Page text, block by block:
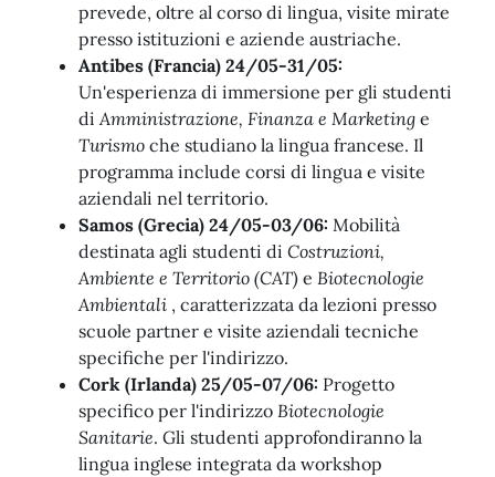
prevede, oltre al corso di lingua, visite mirate
presso istituzioni e aziende austriache.
Antibes (Francia) 24/05-31/05:
Un'esperienza di immersione per gli studenti
diAmministrazione, Finanza e Marketing e
Turismo che studiano la lingua francese. Il
programma include corsi di lingua e visite
aziendali nel territorio.
Samos (Grecia) 24/05-03/06: Mobilità
destinata agli studenti di Costruzioni,
Ambiente e Territorio (CAT) e Biotecnologie
Ambientali , caratterizzata da lezioni presso
scuole partner e visite aziendali tecniche
specifiche per l'indirizzo.
Cork (Irlanda) 25/05-07/06: Progetto
specifico per l'indirizzo Biotecnologie
Sanitarie. Gli studenti approfondiranno la
lingua inglese integrata da workshop